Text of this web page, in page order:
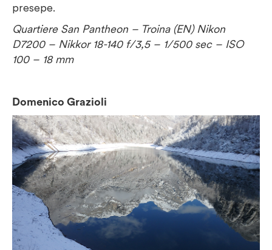
presepe.
Quartiere San Pantheon – Troina (EN) Nikon
D7200 – Nikkor 18-140 f/3,5 – 1/500 sec – ISO
100 – 18 mm
Domenico Grazioli